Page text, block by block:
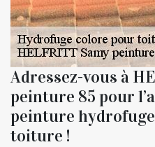
Adressez-vous à
peinture 85 pour
peinture
toiture !